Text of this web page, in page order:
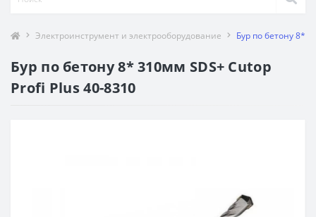
Электроинструмент и электрооборудование Бур по бетону 8*
Бур по бетону 8* 310мм SDS+ Cutop
Profi Plus 40-8310